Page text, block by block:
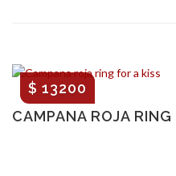
CAMPANA ROJA RING
$ 13200